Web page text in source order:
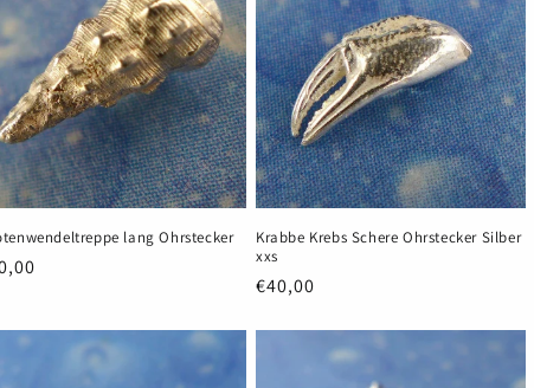
lang Ohrstecker
Krabbe Krebs Schere Ohrstecker Silber
xxs
Normaler
€40,00